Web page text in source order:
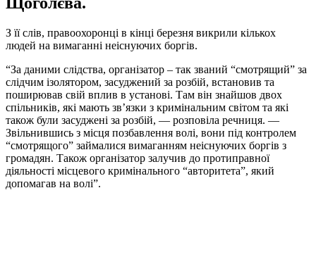
З її слів, правоохоронці в кінці березня викрили кількох
людей на вимаганні неіснуючих боргів.
“За даними слідства, організатор – так званий “смотрящий” за
слідчим ізолятором, засуджений за розбій, встановив та
поширював свій вплив в установі. Там він знайшов двох
спільників, які мають зв’язки з кримінальним світом та які
також були засуджені за розбій, — розповіла речниця. —
Звільнившись з місця позбавлення волі, вони під контролем
“смотрящого” займалися вимаганням неіснуючих боргів з
громадян. Також організатор залучив до протиправної
діяльності місцевого кримінального “авторитета”, який
допомагав на волі”.